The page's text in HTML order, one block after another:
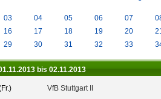
03 04 05 06 07
16 17 18 19 20
29 30 31 32 33
bis 02.11.2013
VfB Stuttgart II